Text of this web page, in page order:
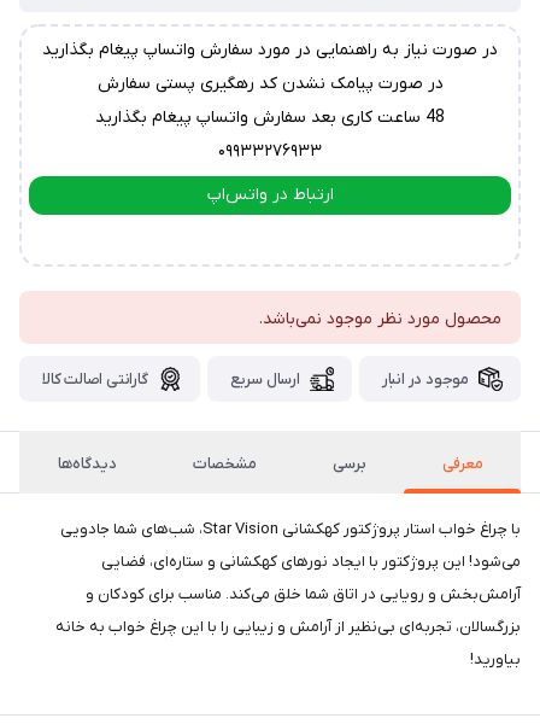
در صورت نیاز به راهنمایی در مورد سفارش واتساپ پیغام بگذارید
در صورت پیامک نشدن کد رهگیری پستی سفارش
48 ساعت کاری بعد سفارش واتساپ پیغام بگذارید
۰۹۹۳۳۲۷۶۹۳۳
ارتباط در واتس‌اپ
محصول مورد نظر موجود نمی‌باشد.
موجود در انبار ارسال سریع گارانتی اصالت کالا
معرفی برسی مشخصات دیدگاه‌ها
با چراغ خواب استار پروژکتور کهکشانی Star Vision، شب‌های شما جادویی
می‌شود! این پروژکتور با ایجاد نورهای کهکشانی و ستاره‌ای، فضایی
آرامش‌بخش و رویایی در اتاق شما خلق می‌کند. مناسب برای کودکان و
بزرگسالان، تجربه‌ای بی‌نظیر از آرامش و زیبایی را با این چراغ خواب به خانه
بیاورید!